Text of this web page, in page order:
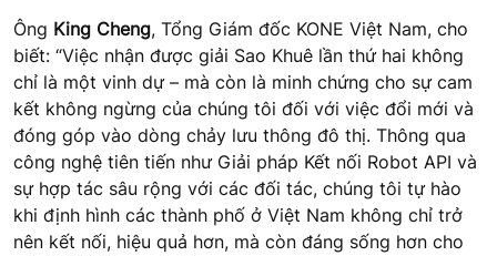
Ông King Cheng, Tổng Giám đốc KONE Việt Nam, cho
biết: “Việc nhận được giải Sao Khuê lần thứ hai không
chỉ là một vinh dự – mà còn là minh chứng cho sự cam
kết không ngừng của chúng tôi đối với việc đổi mới và
đóng góp vào dòng chảy lưu thông đô thị. Thông qua
công nghệ tiên tiến như Giải pháp Kết nối Robot API và
sự hợp tác sâu rộng với các đối tác, chúng tôi tự hào
khi định hình các thành phố ở Việt Nam không chỉ trở
nên kết nối, hiệu quả hơn, mà còn đáng sống hơn cho